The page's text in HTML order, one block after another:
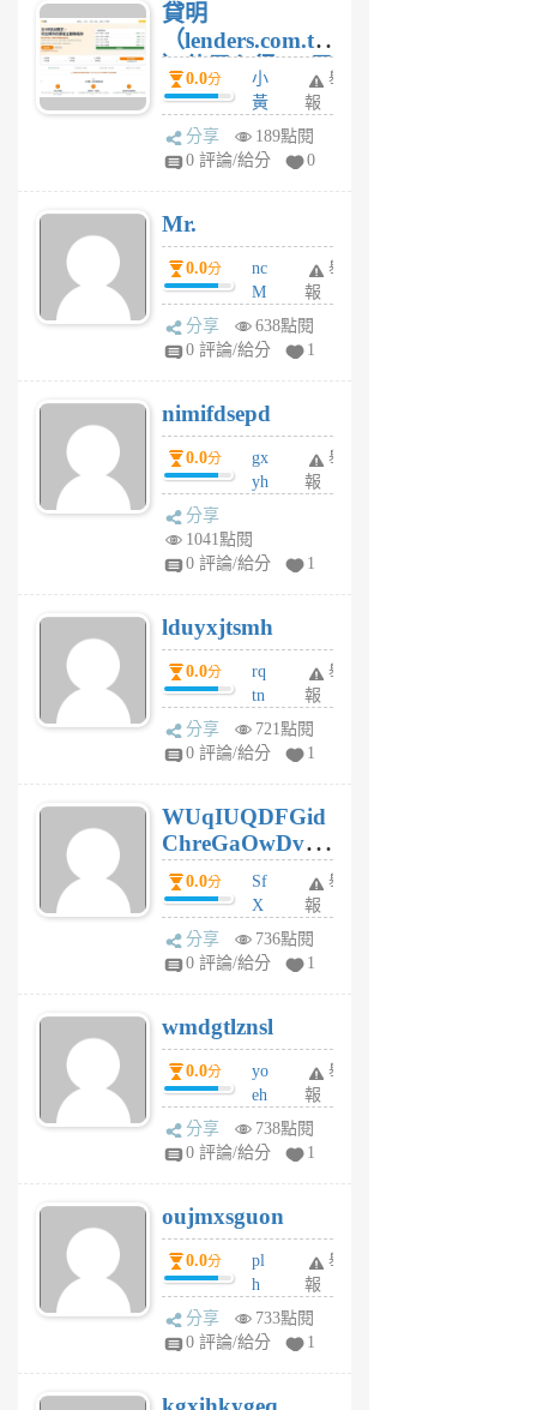
貸明
（lenders.com.tw
）使用心得 — 民
間貸款比較平台
體驗
0.0分
小
黃
蜂
1
舉
報
分享
189點閱
0 評論/給分
0
Mr.
0.0分
nc
M
U
F
U
5
個
月
舉
報
分享
638點閱
0 評論/給分
1
nimifdsepd
0.0分
gx
yh
jl
月
前
舉
報
分享
1041點閱
0 評論/給分
1
lduyxjtsmh
0.0分
rq
tn
jt
gl
個
月
前
舉
報
分享
721點閱
0 評論/給分
1
WUqIUQDFGid
ChreGaOwDv
dY0.0分
Sf
X
Pe
Jc
R
P
m
v
A
V
個
月
前
舉
報
分享
736點閱
0 評論/給分
1
wmdgtlznsl
0.0分
yo
eh
ld
gy
個
月
前
舉
報
分享
738點閱
0 評論/給分
1
oujmxsguon
0.0分
pl
h
wi
w
6
舉
報
分享
733點閱
0 評論/給分
1